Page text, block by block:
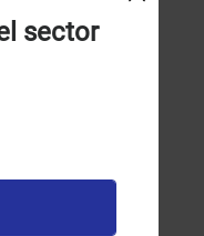
sector